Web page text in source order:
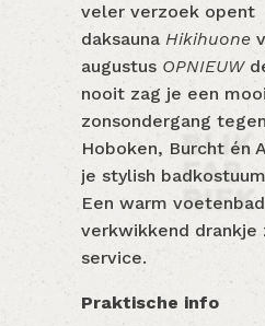
veler verzoek opent
daksauna Hikihuone
augustus OPNIEUW
nooit zag je een
zonsondergang
Hoboken, Burcht én
je stylish
Een warm
verkwikkend drankje
service.
Praktische info